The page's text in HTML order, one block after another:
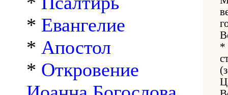
* Евангелие
* Апостол
* Откровение
*